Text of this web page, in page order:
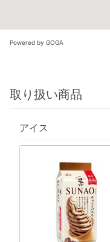
Powered by GOGA
取り扱い商品
アイス